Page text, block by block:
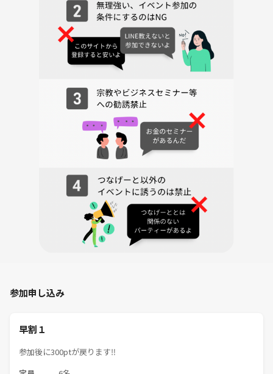
※途中参加OKですのでお気軽に申し込みください。
※適宜イベントの様子を撮影いたします。モザイク処理致します。
※営業、勧誘、迷惑行為がある場合はつなげーとに報告の上、今後のイ
ベント参加が不可になります。
イベントの過去の様子は下の画像をご覧ください😄
イベントの雰囲気は下記の画像をご覧ください‼️
参加申し込み
早割１
参加後に300ptが戻ります‼️